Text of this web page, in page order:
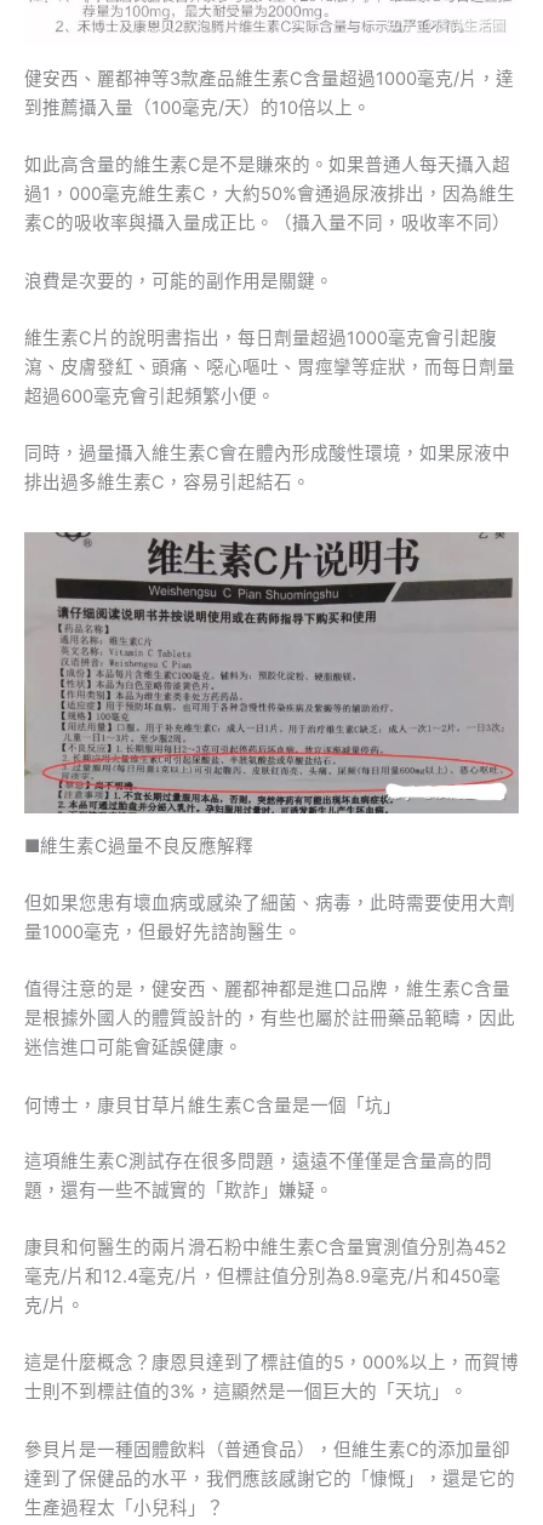
健安西、麗都神等3款產品維生素C含量超過1000毫克/片，達
到推薦攝入量（100毫克/天）的10倍以上。
如此高含量的維生素C是不是賺來的。如果普通人每天攝入超
過1，000毫克維生素C，大約50%會通過尿液排出，因為維生
素C的吸收率與攝入量成正比。（攝入量不同，吸收率不同）
浪費是次要的，可能的副作用是關鍵。
維生素C片的說明書指出，每日劑量超過1000毫克會引起腹
瀉、皮膚發紅、頭痛、噁心嘔吐、胃痙攣等症狀，而每日劑量
超過600毫克會引起頻繁小便。
同時，過量攝入維生素C會在體內形成酸性環境，如果尿液中
排出過多維生素C，容易引起結石。
■維生素C過量不良反應解釋
但如果您患有壞血病或感染了細菌、病毒，此時需要使用大劑
量1000毫克，但最好先諮詢醫生。
值得注意的是，健安西、麗都神都是進口品牌，維生素C含量
是根據外國人的體質設計的，有些也屬於註冊藥品範疇，因此
迷信進口可能會延誤健康。
何博士，康貝甘草片維生素C含量是一個「坑」
這項維生素C測試存在很多問題，遠遠不僅僅是含量高的問
題，還有一些不誠實的「欺詐」嫌疑。
康貝和何醫生的兩片滑石粉中維生素C含量實測值分別為452
毫克/片和12.4毫克/片，但標註值分別為8.9毫克/片和450毫
克/片。
這是什麼概念？康恩貝達到了標註值的5，000%以上，而賀博
士則不到標註值的3%，這顯然是一個巨大的「天坑」。
參貝片是一種固體飲料（普通食品），但維生素C的添加量卻
達到了保健品的水平，我們應該感謝它的「慷慨」，還是它的
生產過程太「小兒科」？